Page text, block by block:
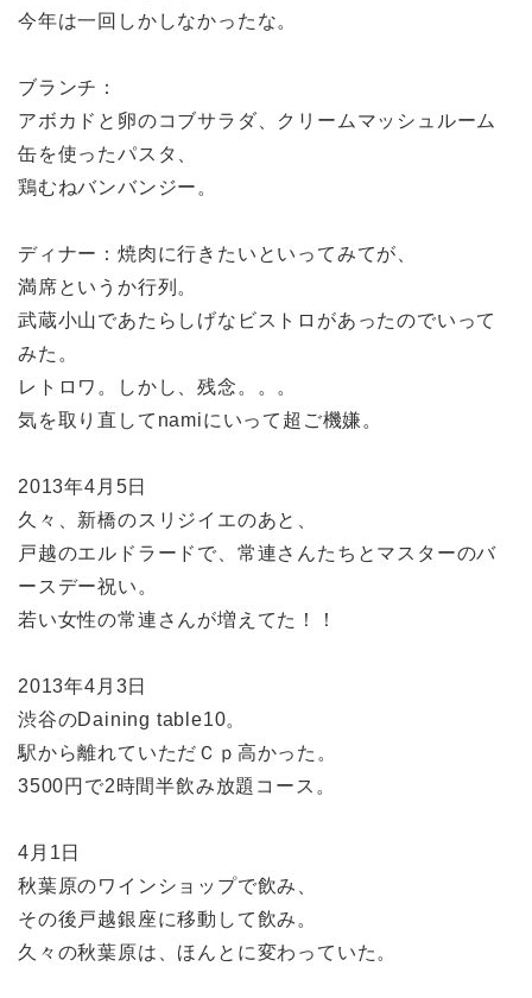
今年は一回しかしなかったな。
ブランチ：
アボカドと卵のコブサラダ、クリームマッシュルーム
缶を使ったパスタ、
鶏むねバンバンジー。
ディナー：焼肉に行きたいといってみてが、
満席というか行列。
武蔵小山であたらしげなビストロがあったのでいって
みた。
レトロワ。しかし、残念。。。
気を取り直してnamiにいって超ご機嫌。
2013年4月5日
久々、新橋のスリジイエのあと、
戸越のエルドラードで、常連さんたちとマスターのバ
ースデー祝い。
若い女性の常連さんが増えてた！！
2013年4月3日
渋谷のDaining table10。
駅から離れていただＣｐ高かった。
3500円で2時間半飲み放題コース。
4月1日
秋葉原のワインショップで飲み、
その後戸越銀座に移動して飲み。
久々の秋葉原は、ほんとに変わっていた。